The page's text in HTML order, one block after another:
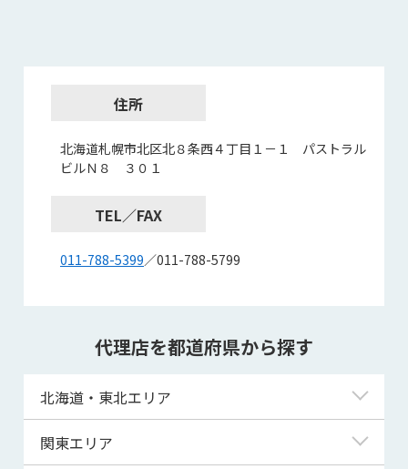
住所
北海道札幌市北区北８条西４丁目１－１ パストラル
ビルＮ８ ３０１
TEL／FAX
011-788-5399／011-788-5799
代理店を都道府県から探す
北海道・東北エリア
北海道
関東エリア